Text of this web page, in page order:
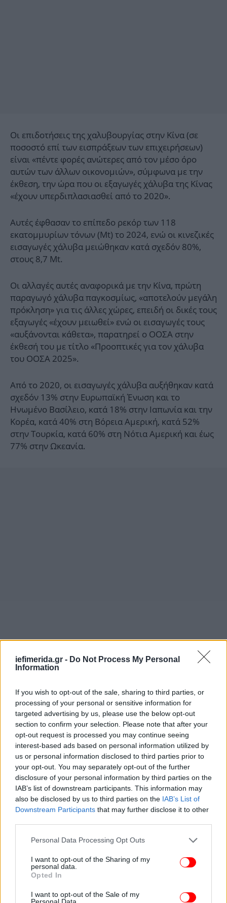
iefimerida.gr - Do Not Process My Personal
Information
If you wish to opt-out of the sale, sharing to third parties, or
processing of your personal or sensitive information for
targeted advertising by us, please use the below opt-out
section to confirm your selection. Please note that after your
opt-out request is processed you may continue seeing
interest-based ads based on personal information utilized by
us or personal information disclosed to third parties prior to
your opt-out. You may separately opt-out of the further
disclosure of your personal information by third parties on the
IAB’s list of downstream participants. This information may
also be disclosed by us to third parties on the IAB’s List of
Downstream Participants that may further disclose it to other
Please note that this website/app uses one or more Google
not limited to your visit or usage behaviour. You may click to
grant or deny consent to Google and its third-party tags to
use your data for below specified purposes in below Google
consent section.
Personal Data Processing Opt Outs
I want to opt-out of the Sharing of my
personal data.
Opted In
I want to opt-out of the Sale of my
Personal Data.
Οι επιδοτήσεις της χαλυβουργίας στην Κίνα (σε
ποσοστό επί των εισπράξεων των επιχειρήσεων)
είναι «πέντε φορές ανώτερες από τον μέσο όρο
αυτών των άλλων οικονομιών», σύμφωνα με την
έκθεση, την ώρα που οι εξαγωγές χάλυβα της Κίνας
«έχουν υπερδιπλασιασθεί από το 2020».
Αυτές έφθασαν το επίπεδο ρεκόρ των 118
εκατομμυρίων τόνων (Mt) το 2024, ενώ οι κινεζικές
εισαγωγές χάλυβα μειώθηκαν κατά σχεδόν 80%,
στους 8,7 Mt.
Οι αλλαγές αυτές αναφορικά με την Κίνα, πρώτη
παραγωγό χάλυβα παγκοσμίως, «αποτελούν μεγάλη
πρόκληση» για τις άλλες χώρες, επειδή οι δικές τους
εξαγωγές «έχουν μειωθεί» ενώ οι εισαγωγές τους
«αυξάνονται κάθετα», παρατηρεί ο ΟΟΣΑ στην
έκθεσή του με τίτλο «Προοπτικές για τον χάλυβα
του ΟΟΣΑ 2025».
Από το 2020, οι εισαγωγές χάλυβα αυξήθηκαν κατά
σχεδόν 13% στην Ευρωπαϊκή Ένωση και το
Ηνωμένο Βασίλειο, κατά 18% στην Ιαπωνία και την
Κορέα, κατά 40% στη Βόρεια Αμερική, κατά 52%
στην Τουρκία, κατά 60% στη Νότια Αμερική και έως
77% στην Ωκεανία.
ΑΠΕ-ΜΠΕ
ΟΛΕΣ ΟΙ ΕΙΔΗΣΕΙΣ